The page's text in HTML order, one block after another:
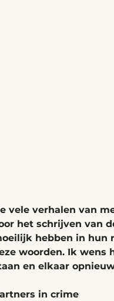
vele verhalen van
het schrijven van
hebben in hun
woorden. Ik wens
en elkaar
in crime